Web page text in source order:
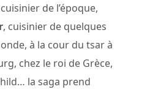
de l’époque,
, cuisinier de quelques
à la cour du tsar à
chez le roi de Grèce,
la saga prend